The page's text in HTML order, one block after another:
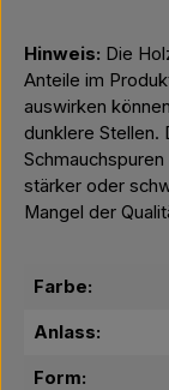
Hinweis: Die
Anteile im
auswirken
dunklere Stellen.
stärker oder
Mangel der
Farbe:
Anlass:
Form: